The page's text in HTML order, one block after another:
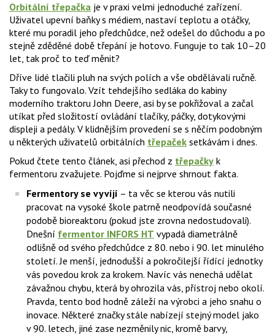
Orbitální třepačka je v praxi velmi jednoduché zařízení.
Uživatel upevní baňky s médiem, nastaví teplotu a otáčky,
které mu poradil jeho předchůdce, než odešel do důchodu a po
stejně zděděné době třepání je hotovo. Funguje to tak 10–20
let, tak proč to teď měnit?
Dříve lidé tlačili pluh na svých polích a vše obdělávali ručně.
Taky to fungovalo. Vzít tehdejšího sedláka do kabiny
moderního traktoru John Deere, asi by se pokřižoval a začal
utíkat před složitostí ovládání tlačíky, páčky, dotykovými
displeji a pedály. V klidnějším provedení se s něčím podobným
u některých uživatelů orbitálních třepaček setkávám i dnes.
Pokud čtete tento článek, asi přechod z třepačky k
fermentoru zvažujete. Pojďme si nejprve shrnout fakta.
Fermentory se vyvíjí – ta věc se kterou vás nutili
pracovat na vysoké škole patrně neodpovídá současné
podobě bioreaktoru (pokud jste zrovna nedostudovali).
Dnešní fermentor INFORS HT vypadá diametrálně
odlišně od svého předchůdce z 80. nebo i 90. let minulého
století. Je menší, jednodušší a pokročilejší řídící jednotky
vás povedou krok za krokem. Navíc vás nenechá udělat
závažnou chybu, která by ohrozila vás, přístroj nebo okolí.
Pravda, tento bod hodně záleží na výrobci a jeho snahu o
inovace. Některé značky stále nabízejí stejný model jako
v 90. letech, jiné zase nezměnily nic, kromě barvy,